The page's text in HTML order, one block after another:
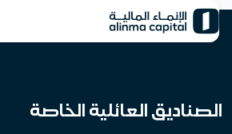
الصناديق العائلية الخاصة